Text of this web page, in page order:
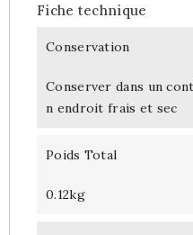
Fiche technique
Conservation
Conserver dans un
n endroit frais et sec
Poids Total
0.12kg